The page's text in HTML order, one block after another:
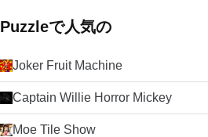
Puzzleで人気の
Joker Fruit Machine
Captain Willie Horror Mickey
Moe Tile Show